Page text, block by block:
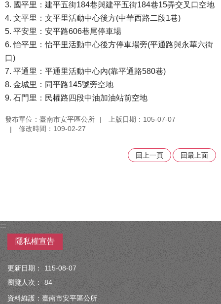
3. 國平里：建平五街184巷與建平五街184巷15弄交叉口空地
4. 文平里：文平里活動中心後方(中華西路二段1巷)
5. 平安里：安平路606巷尾停車場
6. 怡平里：怡平里活動中心後方停車場旁(平通路與永華六街
口)
7. 平通里：平通里活動中心內(靠平通路580巷)
8. 金城里：同平路145號旁空地
9. 石門里：民權路四段中油加油站前空地
發布單位：臺南市安平區公所
上版日期：105-07-07
修改時間：109-02-27
回上一頁 回最上面
:::
隱私權宣告
更新日期：
115-08-07
瀏覽人次：
84
資料維護：臺南市安平區公所